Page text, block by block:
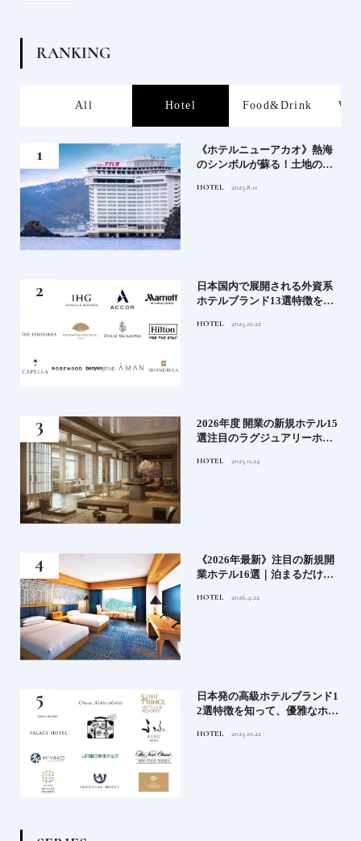
RANKING
All Hotel Food&Drink
《ホテルニューアカオ》熱海
のシンボルが蘇る！土地の歴
HOTEL 2023.8.11
日本国内で展開される外資系
ホテルブランド13選特徴を知
満喫｜ホテルブランド大解剖
HOTEL 2025.10.22
2026年度 開業の新規ホテル15
選注目のラグジュアリーホテ
ィホテルまでご紹介【後編】
HOTEL 2025.11.24
《2026年最新》注目の新規開
業ホテル16選｜泊まるだけで
ル
HOTEL 2026.4.22
日本発の高級ホテルブランド1
2選特徴を知って、優雅なホテ
ンド大解剖①
HOTEL 2025.10.22